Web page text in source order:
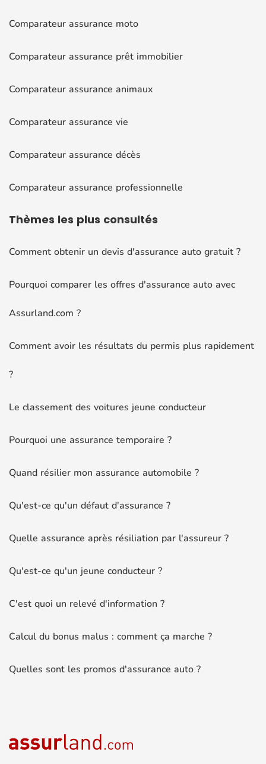
Comparateur assurance moto
Comparateur assurance prêt immobilier
Comparateur assurance animaux
Comparateur assurance vie
Comparateur assurance décès
Comparateur assurance professionnelle
Thèmes les plus consultés
Comment obtenir un devis d'assurance auto gratuit ?
Pourquoi comparer les offres d'assurance auto avec
Assurland.com ?
Comment avoir les résultats du permis plus rapidement
?
Le classement des voitures jeune conducteur
Pourquoi une assurance temporaire ?
Quand résilier mon assurance automobile ?
Qu'est-ce qu'un défaut d'assurance ?
Quelle assurance après résiliation par l'assureur ?
Qu'est-ce qu'un jeune conducteur ?
C'est quoi un relevé d'information ?
Calcul du bonus malus : comment ça marche ?
Quelles sont les promos d'assurance auto ?